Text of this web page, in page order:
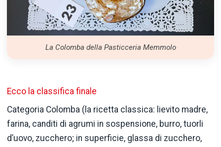
La Colomba della Pasticceria Memmolo
Ecco la classifica finale
Categoria Colomba (la ricetta classica: lievito madre,
farina, canditi di agrumi in sospensione, burro, tuorli
d’uovo, zucchero; in superficie, glassa di zucchero,